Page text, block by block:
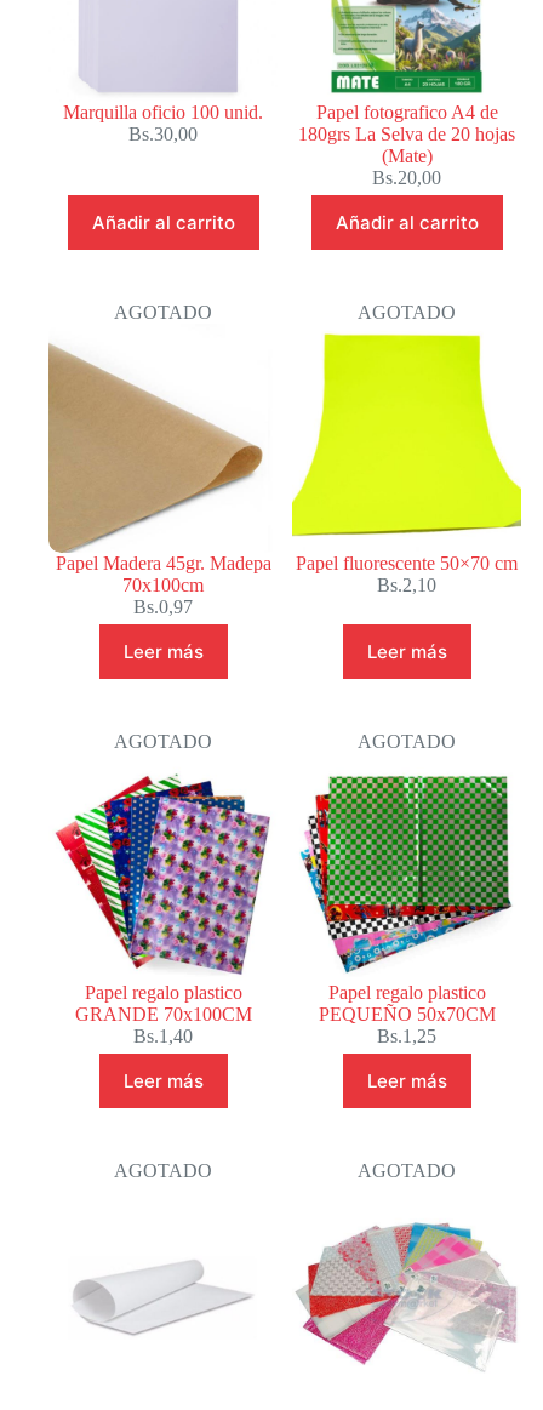
Marquilla oficio 100 unid.
Bs.30,00
Añadir al carrito
Papel fotografico A4 de
180grs La Selva de 20 hojas
(Mate)
Bs.20,00
Añadir al carrito
AGOTADO
Papel Madera 45gr. Madepa
70x100cm
Bs.0,97
Leer más
AGOTADO
Papel fluorescente 50×70 cm
Bs.2,10
Leer más
AGOTADO
Papel regalo plastico
GRANDE 70x100CM
Bs.1,40
Leer más
AGOTADO
Papel regalo plastico
PEQUEÑO 50x70CM
Bs.1,25
Leer más
AGOTADO AGOTADO